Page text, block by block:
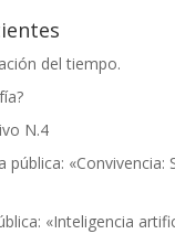
del tiempo.
N.4
pública: «Convivencia:
«Inteligencia